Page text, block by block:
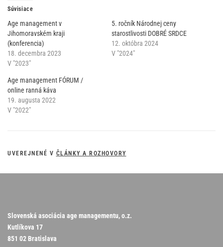
Súvisiace
Age management v
Jihomoravském kraji
(konferencia)
18. decembra 2023
V "2023"
5. ročník Národnej ceny
starostlivosti DOBRÉ SRDCE
12. októbra 2024
V "2024"
Age management FÓRUM /
online ranná káva
19. augusta 2022
V "2022"
UVEREJNENÉ V ČLÁNKY A ROZHOVORY
Slovenská asociácia age managementu, o.z.
Kutlíkova 17
851 02 Bratislava